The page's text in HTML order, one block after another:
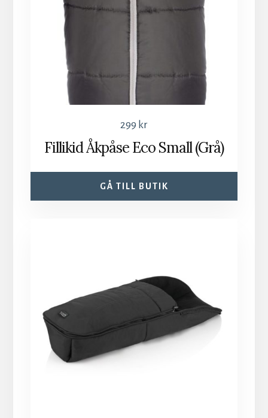
299 kr
Fillikid Åkpåse Eco Small (Grå)
GÅ TILL BUTIK